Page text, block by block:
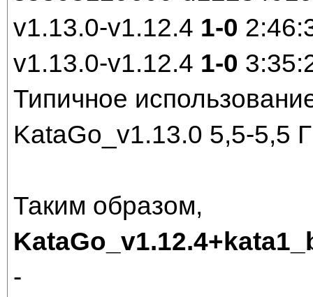
v1.13.0-v1.12.4 1-0
v1.13.0-v1.12.4 1-0
Типичное
KataGo_v1.13.0 5,5-5,5
Таким образом,
-